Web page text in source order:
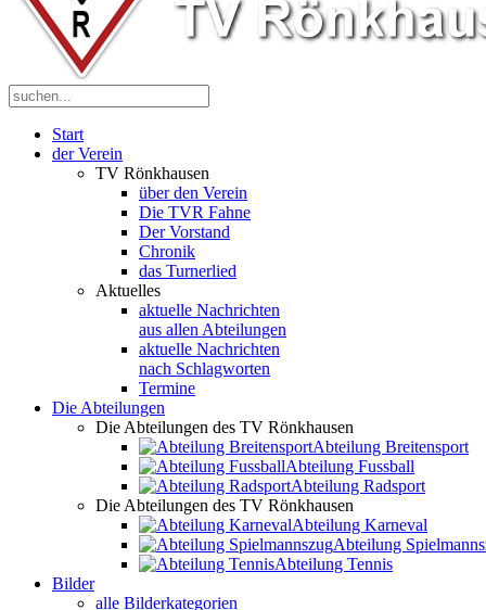
Start
der Verein
TV Rönkhausen
über den Verein
Die TVR Fahne
Der Vorstand
Chronik
das Turnerlied
Aktuelles
aktuelle Nachrichten
aus allen Abteilungen
aktuelle Nachrichten
nach Schlagworten
Termine
Die Abteilungen
Die Abteilungen des TV Rönkhausen
Abteilung Breitensport
Abteilung Fussball
Abteilung Radsport
Die Abteilungen des TV Rönkhausen
Abteilung Karneval
Abteilung
Abteilung Tennis
Bilder
alle Bilderkategorien